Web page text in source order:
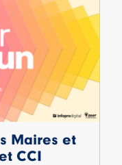
Maires et
CCI